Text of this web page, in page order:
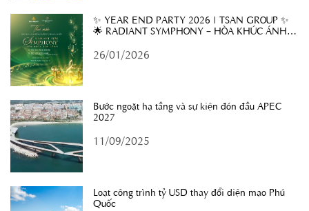
✨ YEAR END PARTY 2026 | TSAN GROUP ✨
🌟 RADIANT SYMPHONY – HÒA KHÚC ÁNH
26/01/2026
Bước ngoặt hạ tầng và sự kiện đón đầu APEC
2027
11/09/2025
Loạt công trình tỷ USD thay đổi diện mạo Phú
Quốc